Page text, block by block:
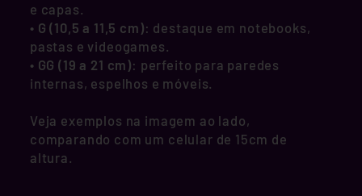
e capas.
• G (10,5 a 11,5 cm): destaque em notebooks,
pastas e videogames.
• GG (19 a 21 cm): perfeito para paredes
internas, espelhos e móveis.
Veja exemplos na imagem ao lado,
comparando com um celular de 15cm de
altura.